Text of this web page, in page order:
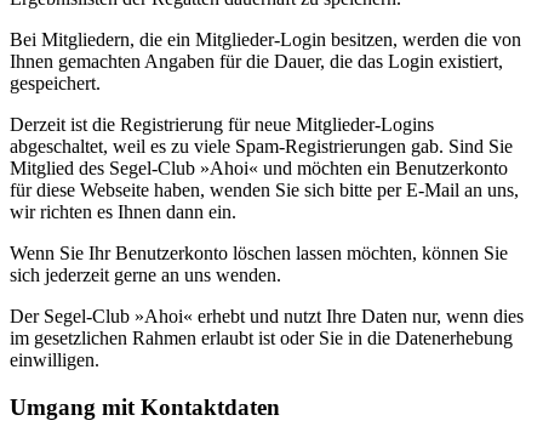
Bei Mitgliedern, die ein Mitglieder-Login besitzen, werden die von
Ihnen gemachten Angaben für die Dauer, die das Login existiert,
gespeichert.
Derzeit ist die Registrierung für neue Mitglieder-Logins
abgeschaltet, weil es zu viele Spam-Registrierungen gab. Sind Sie
Mitglied des Segel-Club »Ahoi« und möchten ein Benutzerkonto
für diese Webseite haben, wenden Sie sich bitte per E-Mail an uns,
wir richten es Ihnen dann ein.
Wenn Sie Ihr Benutzerkonto löschen lassen möchten, können Sie
sich jederzeit gerne an uns wenden.
Der Segel-Club »Ahoi« erhebt und nutzt Ihre Daten nur, wenn dies
im gesetzlichen Rahmen erlaubt ist oder Sie in die Datenerhebung
einwilligen.
Umgang mit Kontaktdaten